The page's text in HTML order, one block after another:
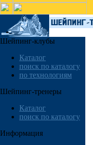
Шейпинг-клубы
Каталог
поиск по каталогу
по технологиям
Шейпинг-тренеры
Каталог
поиск по каталогу
Информация